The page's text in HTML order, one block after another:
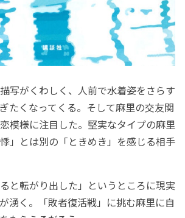
写がくわしく、人前で水着姿をさらす
たくなってくる。そして麻里の交友関
模様に注目した。堅実なタイプの麻里
」とは別の「ときめき」を感じる相手
と転がり出した」というところに現実
湧く。「敗者復活戦」に挑む麻里に自